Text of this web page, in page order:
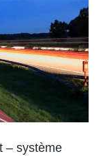
– système